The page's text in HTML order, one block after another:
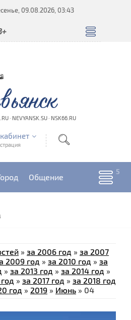
09.08.2026, 03:43
· NEVYANSK.SU · NSK66.RU
Общение
» за 2006 год » за 2007
2009 год » за 2010 год » за
» за 2013 год » за 2014 год »
» за 2017 год » за 2018 год
год » 2019 » Июнь » 04